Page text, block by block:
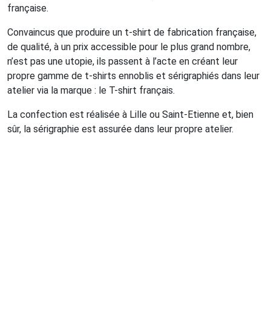
française.
Convaincus que produire un t-shirt de fabrication française,
de qualité, à un prix accessible pour le plus grand nombre,
n’est pas une utopie, ils passent à l’acte en créant leur
propre gamme de t-shirts ennoblis et sérigraphiés dans leur
atelier via la marque : le T-shirt français.
La confection est réalisée à Lille ou Saint-Etienne et, bien
sûr, la sérigraphie est assurée dans leur propre atelier.